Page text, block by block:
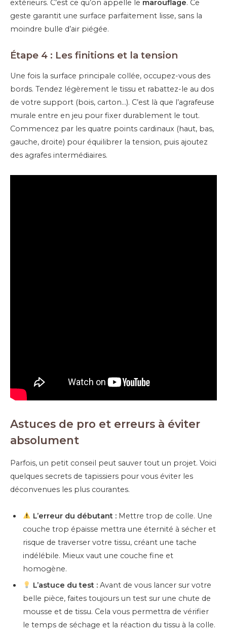
extérieurs. C’est ce qu’on appelle le marouflage. Ce
geste garantit une surface parfaitement lisse, sans la
moindre bulle d’air piégée.
Étape 4 : Les finitions et la tension
Une fois la surface principale collée, occupez-vous des
bords. Tendez légèrement le tissu et rabattez-le au dos
de votre support (bois, carton…). C’est là que l’agrafeuse
murale entre en jeu pour fixer durablement le tout.
Commencez par les quatre points cardinaux (haut, bas,
gauche, droite) pour équilibrer la tension, puis ajoutez
des agrafes intermédiaires.
Astuces de pro et erreurs à éviter
absolument
Parfois, un petit conseil peut sauver tout un projet. Voici
quelques secrets de tapissiers pour vous éviter les
déconvenues les plus courantes.
L’erreur du débutant : Mettre trop de colle. Une
couche trop épaisse mettra une éternité à sécher et
risque de traverser votre tissu, créant une tache
indélébile. Mieux vaut une couche fine et
homogène.
L’astuce du test : Avant de vous lancer sur votre
belle pièce, faites toujours un test sur une chute de
mousse et de tissu. Cela vous permettra de vérifier
le temps de séchage et la réaction du tissu à la colle.